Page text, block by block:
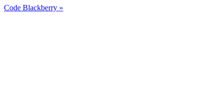
Code Blackberry »